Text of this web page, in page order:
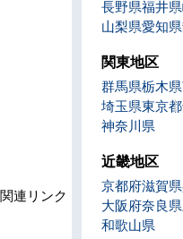
関連リンク： TOPページ
大阪府直工
長野県福井県
山梨県愛知県
関東地区
群馬県栃木県
埼玉県東京都
神奈川県
近畿地区
京都府滋賀県
大阪府奈良県
和歌山県